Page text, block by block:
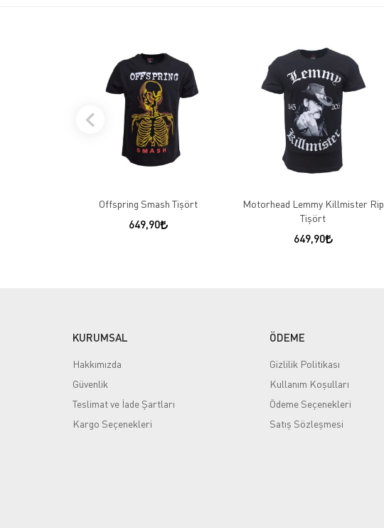
Offspring Smash Tişört
649,90
Motorhead Lemmy Killmister Rip
Tişört
649,90
KURUMSAL
Hakkımızda
Güvenlik
Teslimat ve İade Şartları
Kargo Seçenekleri
ÖDEME
Gizlilik Politikası
Kullanım Koşulları
Ödeme Seçenekleri
Satış Sözleşmesi